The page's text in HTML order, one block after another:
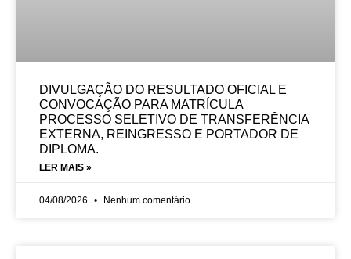
DIVULGAÇÃO DO RESULTADO OFICIAL E
CONVOCAÇÃO PARA MATRÍCULA
PROCESSO SELETIVO DE TRANSFERÊNCIA
EXTERNA, REINGRESSO E PORTADOR DE
DIPLOMA.
LER MAIS »
04/08/2026 Nenhum comentário